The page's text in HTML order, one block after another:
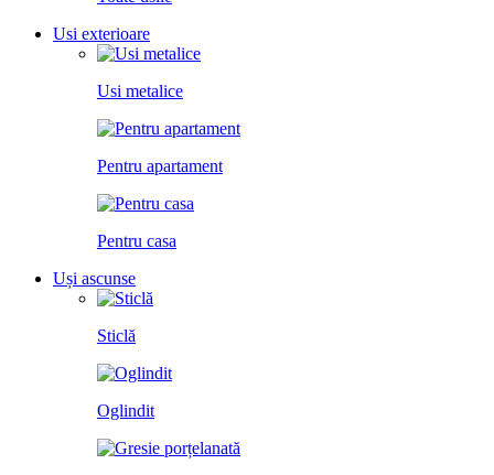
Usi exterioare
Usi metalice
Pentru apartament
Pentru casa
Uși ascunse
Sticlă
Oglindit